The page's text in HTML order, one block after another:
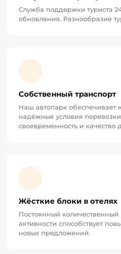
Служба поддержки туриста
обновления. Разнообразие
Собственный транспорт
Наш автопарк обеспечивает
надёжные условия
своевременность и качество
Жёсткие блоки в отелях
Постоянный
активности способствует
новых предложений.